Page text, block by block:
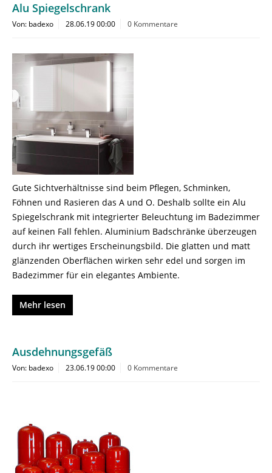
Alu Spiegelschrank
Von: badexo 28.06.19 00:00 0 Kommentare
Gute Sichtverhältnisse sind beim Pflegen, Schminken,
Föhnen und Rasieren das A und O. Deshalb sollte ein Alu
Spiegelschrank mit integrierter Beleuchtung im Badezimmer
auf keinen Fall fehlen. Aluminium Badschränke überzeugen
durch ihr wertiges Erscheinungsbild. Die glatten und matt
glänzenden Oberflächen wirken sehr edel und sorgen im
Badezimmer für ein elegantes Ambiente.
Mehr lesen
Ausdehnungsgefäß
Von: badexo 23.06.19 00:00 0 Kommentare